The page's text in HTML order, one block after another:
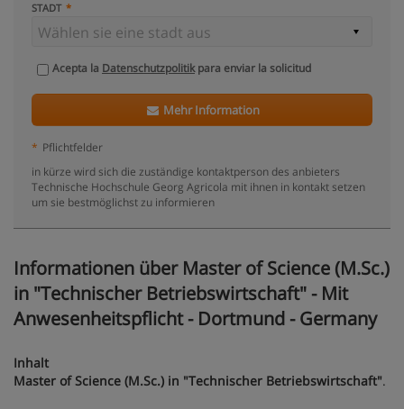
STADT
Acepta la Datenschutzpolitikpara enviar la solicitud
Mehr Information
* Pflichtfelder
in kürze wird sich die zuständige kontaktperson des anbieters
Technische Hochschule Georg Agricola mit ihnen in kontakt setzen
um sie bestmöglichst zu informieren
Informationen über Master of Science (M.Sc.)
in "Technischer Betriebswirtschaft" - Mit
Anwesenheitspflicht - Dortmund - Germany
Inhalt
Master of Science (M.Sc.) in "Technischer Betriebswirtschaft".